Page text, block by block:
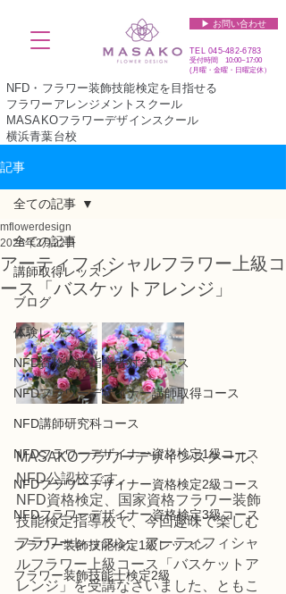
▶︎ お問い合わせ
TEL045-482-6783
受付時間 10:00~17:00​​​
(​月曜・金曜・日曜定休）
NFD・フラワー装飾技能検定を目指せる
フラワーアレンジメントスクール
MASAKOフラワーデザインスクール
横浜青葉台校
記事
全ての記事
講師取得レッスン
ブログ
体験レッスン
NFD資格検定指導者対象コース
NFDフラワーデザイナー講師取得コース
NFD講師研究科コース
NFDフラワーデザイナー資格検定1級コース
NFDフラワーデザイナー資格検定2級コース
NFDフラワーデザイナー資格検定3級コース
フラワー装飾技能検定1級レッスン
フラワー装飾技能士検定2級
全ての記事
アーティフィシャルフラワー上級コ
ース「バスケットアレンジ」
mflowerdesign
2025年2月22日
MASAKOフラワーデザインスクール、
NFD公認校です。
NFD資格検定、国家資格フラワー装飾
技能検定指導校で、今回趣味で楽しむ
フラワーレッスン、アーティフィシャ
ルフラワー上級コース「バスケットア
レンジ」を受講なさいました、ともこ